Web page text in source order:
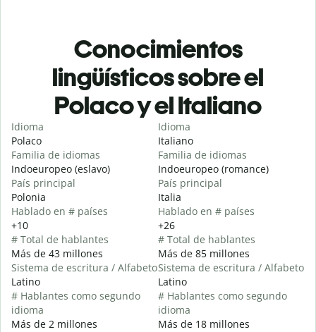
Conocimientos
lingüísticos sobre el
Polaco y el Italiano
Idioma
Polaco
Familia de idiomas
Indoeuropeo (eslavo)
País principal
Polonia
Hablado en # países
+10
# Total de hablantes
Más de 43 millones
Sistema de escritura / Alfabeto
Latino
# Hablantes como segundo
idioma
Más de 2 millones
Idioma
Italiano
Familia de idiomas
Indoeuropeo (romance)
País principal
Italia
Hablado en # países
+26
# Total de hablantes
Más de 85 millones
Sistema de escritura / Alfabeto
Latino
# Hablantes como segundo
idioma
Más de 18 millones